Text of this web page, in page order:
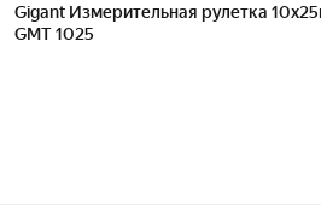
Gigant Измерительная рулетка
GMT 1025